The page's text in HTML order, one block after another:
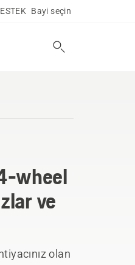
Bayi seçin
wheel
ve
olan